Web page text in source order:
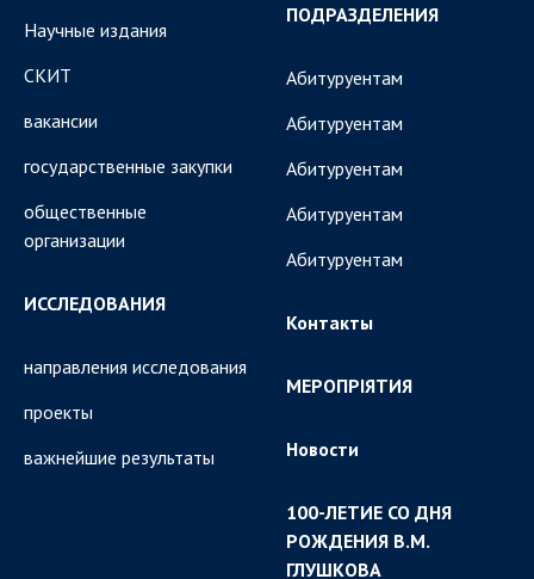
Научные издания
СКИТ
вакансии
государственные закупки
общественные
организации
ИССЛЕДОВАНИЯ
направления исследования
проекты
важнейшие результаты
ПОДРАЗДЕЛЕНИЯ
Абитуруентам
Абитуруентам
Абитуруентам
Абитуруентам
Абитуруентам
Контакты
МЕРОПРІЯТИЯ
Новости
100-ЛЕТИЕ СО ДНЯ
РОЖДЕНИЯ В.М.
ГЛУШКОВА